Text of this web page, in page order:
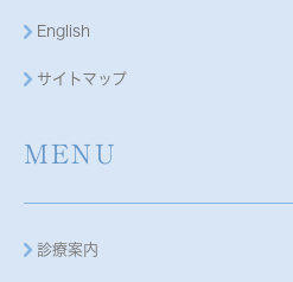
English
サイトマップ
MENU
診療案内